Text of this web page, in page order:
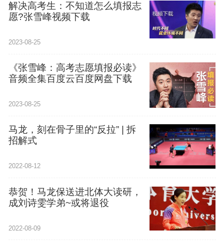
解决高考生：不知道怎么填报志
愿?张雪峰视频下载
2023-08-25
《张雪峰：高考志愿填报必读》
音频全集百度云百度网盘下载
2023-08-25
马龙，刻在骨子里的“反拉” | 拆
招解式
2022-08-12
恭贺！马龙保送进北体大读研，
成刘诗雯学弟~或将退役
2022-08-09